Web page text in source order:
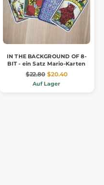
IN THE BACKGROUND OF 8-
BIT - ein Satz Mario-Karten
$22.80 $20.40
Auf Lager